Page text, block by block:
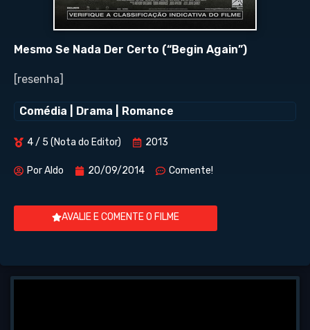
Mesmo Se Nada Der Certo (“Begin Again”)
[resenha]
Comédia Drama Romance
4 / 5 (Nota do Editor) 2013
PorAldo 20/09/2014 Comente!
AVALIE E COMENTE O FILME